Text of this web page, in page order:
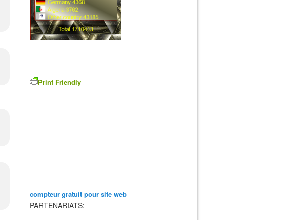
Print Friendly
compteur gratuit pour site web
PARTENARIATS: